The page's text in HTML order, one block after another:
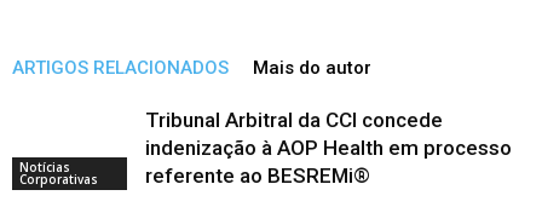
ARTIGOS RELACIONADOS Mais do autor
Notícias
Corporativas
Tribunal Arbitral da CCI concede
indenização à AOP Health em processo
referente ao BESREMi®